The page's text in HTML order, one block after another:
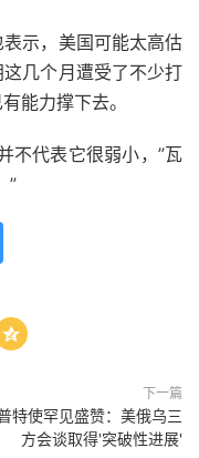
示，美国可能太高估
几个月遭受了不少打
能力撑下去。
不代表它很弱小，”瓦
”

下一篇
特使罕见盛赞：美俄乌三
方会谈取得'突破性进展'